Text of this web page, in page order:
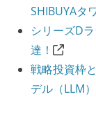
SHIBUYAタ
シリーズD
達！
戦略投資枠
デル（LLM